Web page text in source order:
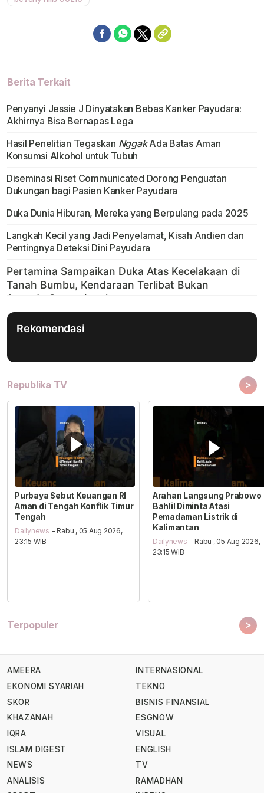
Berita Terkait
Penyanyi Jessie J Dinyatakan Bebas Kanker Payudara:
Akhirnya Bisa Bernapas Lega
Hasil Penelitian Tegaskan NggakAda Batas Aman
Konsumsi Alkohol untuk Tubuh
Diseminasi Riset Communicated Dorong Penguatan
Dukungan bagi Pasien Kanker Payudara
Duka Dunia Hiburan, Mereka yang Berpulang pada 2025
Langkah Kecil yang Jadi Penyelamat, Kisah Andien dan
Pentingnya Deteksi Dini Payudara
Rekomendasi
Republika TV >
Purbaya Sebut Keuangan RI
Aman di Tengah Konflik Timur
Tengah
Dailynews - Rabu , 05 Aug 2026,
23:15 WIB
Arahan Langsung Prabowo
Bahlil Diminta Atasi
Pemadaman Listrik di
Kalimantan
Dailynews - Rabu , 05 Aug 2026,
23:15 WIB
Terpopuler >
AMEERA
EKONOMI SYARIAH
SKOR
KHAZANAH
IQRA
ISLAM DIGEST
NEWS
ANALISIS
INTERNASIONAL
TEKNO
BISNIS FINANSIAL
ESGNOW
VISUAL
ENGLISH
TV
RAMADHAN